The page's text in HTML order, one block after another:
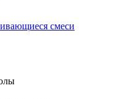
смеси